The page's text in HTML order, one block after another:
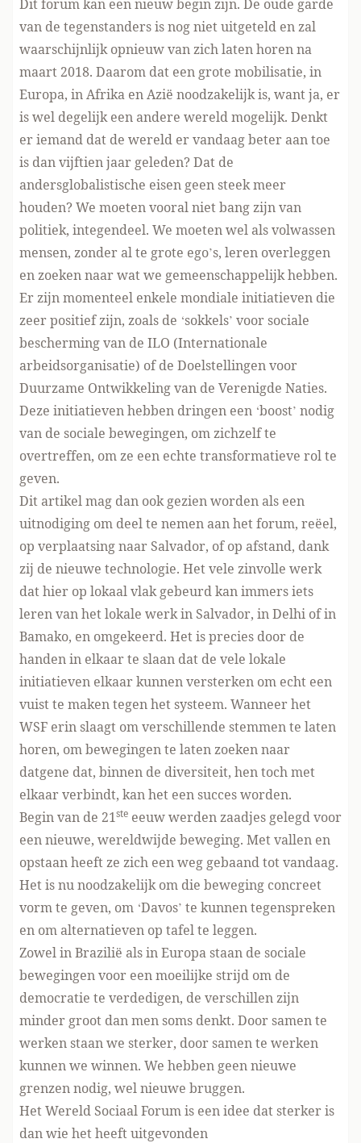
Dit forum kan een nieuw begin zijn. De oude garde
van de tegenstanders is nog niet uitgeteld en zal
waarschijnlijk opnieuw van zich laten horen na
maart 2018. Daarom dat een grote mobilisatie, in
Europa, in Afrika en Azië noodzakelijk is, want ja, er
is wel degelijk een andere wereld mogelijk. Denkt
er iemand dat de wereld er vandaag beter aan toe
is dan vijftien jaar geleden? Dat de
andersglobalistische eisen geen steek meer
houden? We moeten vooral niet bang zijn van
politiek, integendeel. We moeten wel als volwassen
mensen, zonder al te grote ego’s, leren overleggen
en zoeken naar wat we gemeenschappelijk hebben.
Er zijn momenteel enkele mondiale initiatieven die
zeer positief zijn, zoals de ‘sokkels’ voor sociale
bescherming van de ILO (Internationale
arbeidsorganisatie) of de Doelstellingen voor
Duurzame Ontwikkeling van de Verenigde Naties.
Deze initiatieven hebben dringen een ‘boost’ nodig
van de sociale bewegingen, om zichzelf te
overtreffen, om ze een echte transformatieve rol te
geven.
Dit artikel mag dan ook gezien worden als een
uitnodiging om deel te nemen aan het forum, reëel,
op verplaatsing naar Salvador, of op afstand, dank
zij de nieuwe technologie. Het vele zinvolle werk
dat hier op lokaal vlak gebeurd kan immers iets
leren van het lokale werk in Salvador, in Delhi of in
Bamako, en omgekeerd. Het is precies door de
handen in elkaar te slaan dat de vele lokale
initiatieven elkaar kunnen versterken om echt een
vuist te maken tegen het systeem. Wanneer het
WSF erin slaagt om verschillende stemmen te laten
horen, om bewegingen te laten zoeken naar
datgene dat, binnen de diversiteit, hen toch met
elkaar verbindt, kan het een succes worden.
Begin van de 21ste eeuw werden zaadjes gelegd voor
een nieuwe, wereldwijde beweging. Met vallen en
opstaan heeft ze zich een weg gebaand tot vandaag.
Het is nu noodzakelijk om die beweging concreet
vorm te geven, om ‘Davos’ te kunnen tegenspreken
en om alternatieven op tafel te leggen.
Zowel in Brazilië als in Europa staan de sociale
bewegingen voor een moeilijke strijd om de
democratie te verdedigen, de verschillen zijn
minder groot dan men soms denkt. Door samen te
werken staan we sterker, door samen te werken
kunnen we winnen. We hebben geen nieuwe
grenzen nodig, wel nieuwe bruggen.
Het Wereld Sociaal Forum is een idee dat sterker is
dan wie het heeft uitgevonden